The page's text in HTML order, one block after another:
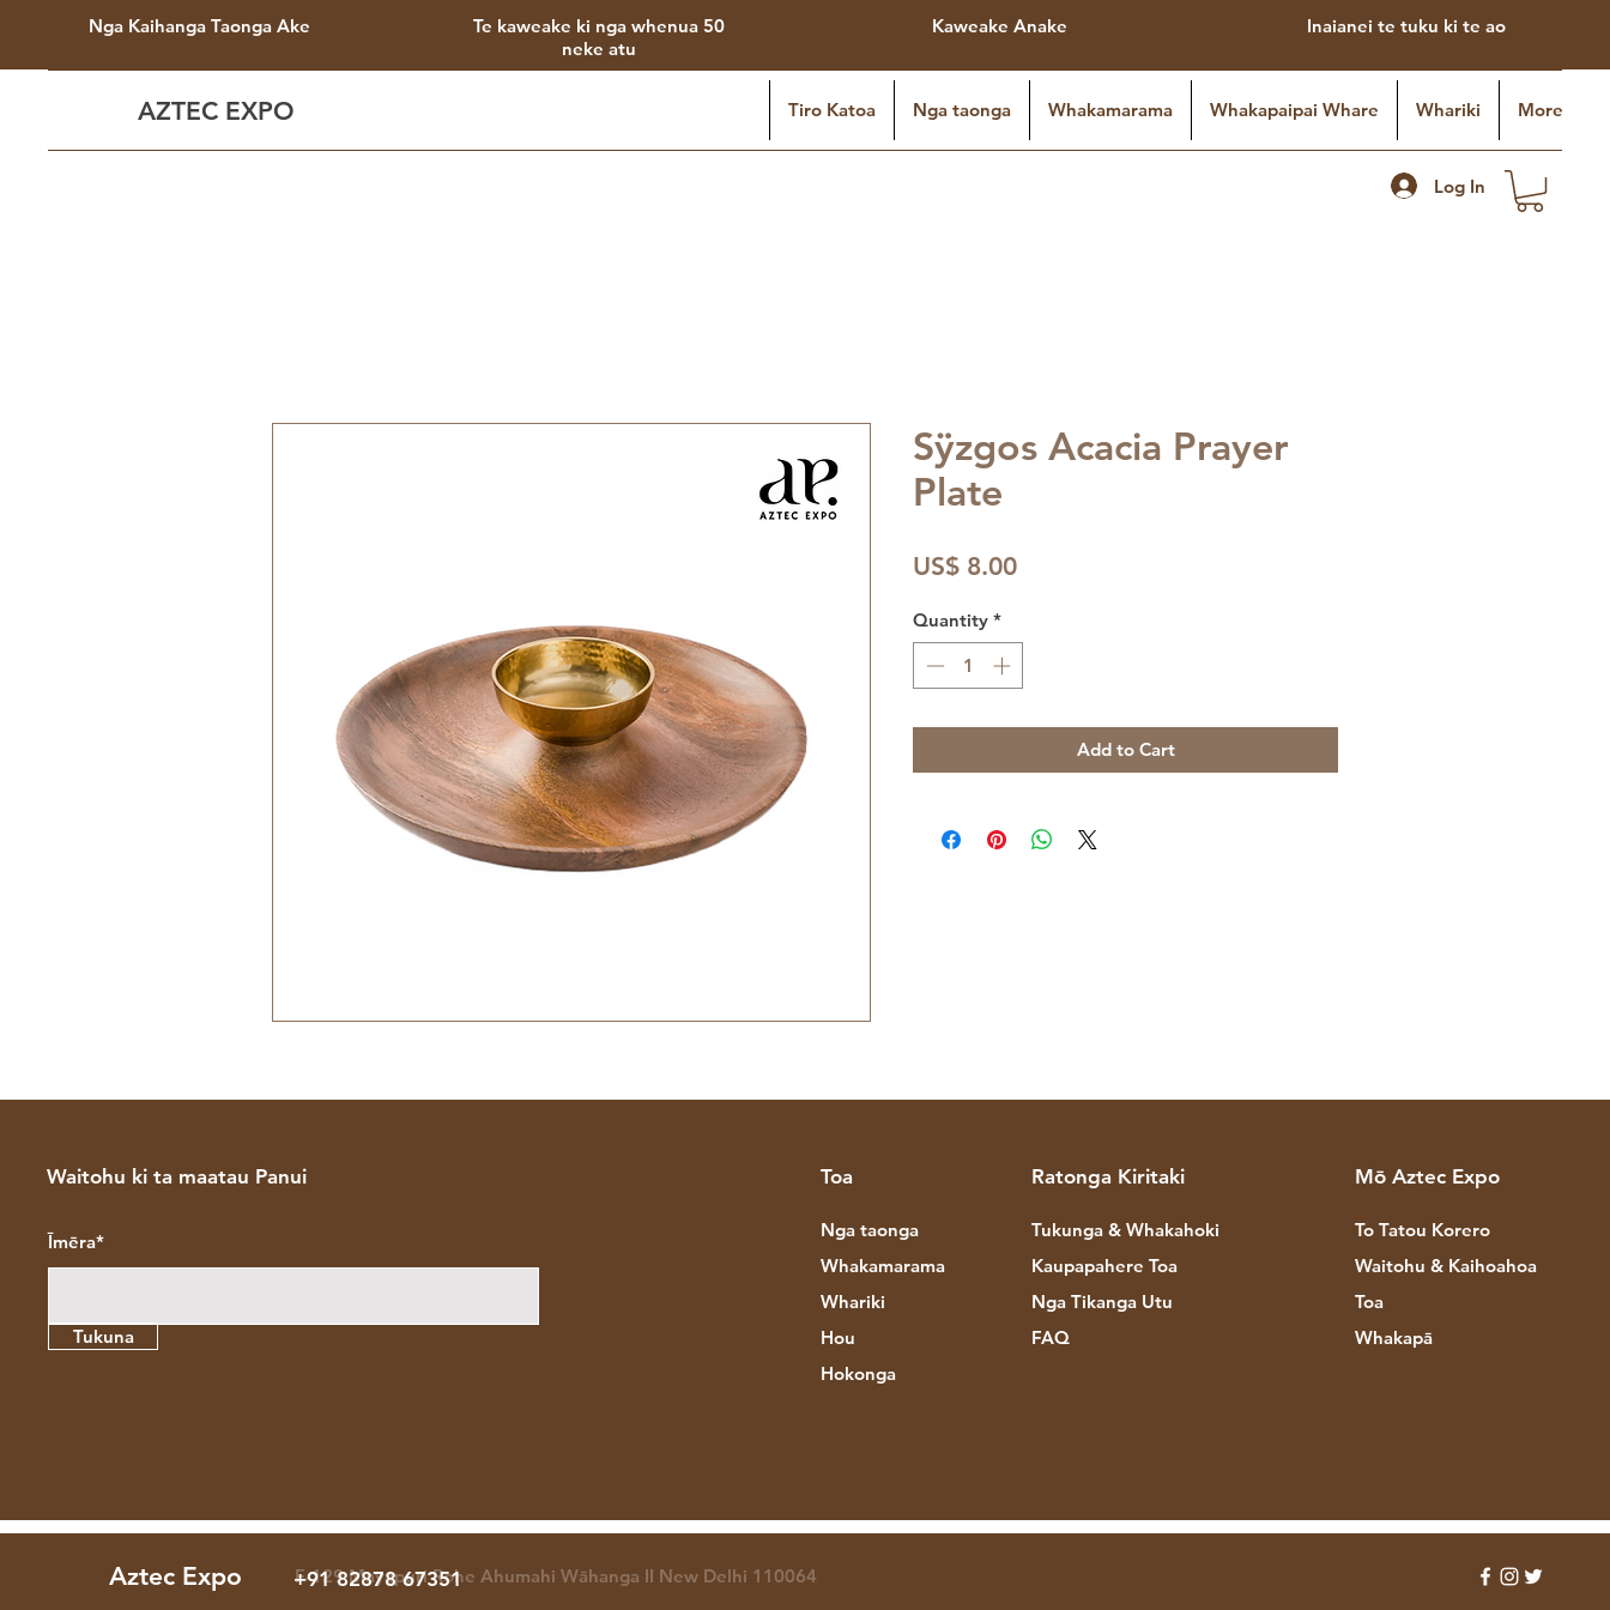
Nga Kaihanga Taonga Ake
Te kaweake ki nga whenua 50
neke atu
Kaweake Anake Inaianei te tuku ki te ao
AZTEC EXPO Tiro Katoa Nga taonga Whakamarama Whakapaipai Whare Whariki More
Log In
Sÿzgos Acacia Prayer
Plate
US$ 8.00Price
Quantity *
Add to Cart
Waitohu ki ta maatau Panui
Īmēra*
Tukuna
Toa
Nga taonga
Whakamarama
Whariki
Hou
Hokonga
Ratonga Kiritaki
Tukunga & Whakahoki
Kaupapahere Toa
Nga Tikanga Utu
FAQ
Mō Aztec Expo
To Tatou Korero
Waitohu & Kaihoahoa
Toa
Whakapā
Aztec Expo F-129 Mayapuri Rohe Ahumahi Wāhanga II New Delhi 110064
+91 82878 67351